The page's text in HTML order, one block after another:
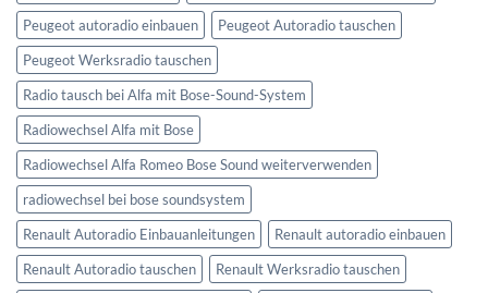
Peugeot autoradio einbauen
Peugeot Autoradio tauschen
Peugeot Werksradio tauschen
Radio tausch bei Alfa mit Bose-Sound-System
Radiowechsel Alfa mit Bose
Radiowechsel Alfa Romeo Bose Sound weiterverwenden
radiowechsel bei bose soundsystem‎
Renault Autoradio Einbauanleitungen
Renault autoradio einbauen
Renault Autoradio tauschen
Renault Werksradio tauschen